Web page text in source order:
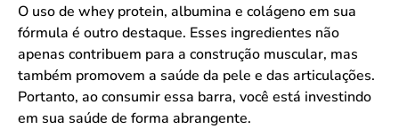
O uso de whey protein, albumina e colágeno em sua
fórmula é outro destaque. Esses ingredientes não
apenas contribuem para a construção muscular, mas
também promovem a saúde da pele e das articulações.
Portanto, ao consumir essa barra, você está investindo
em sua saúde de forma abrangente.